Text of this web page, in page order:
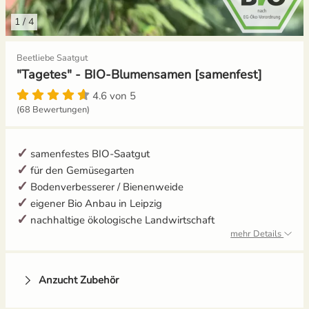
1 / 4
Beetliebe Saatgut
"Tagetes" - BIO-Blumensamen [samenfest]
4.6 von 5
(68 Bewertungen)
samenfestes BIO-Saatgut
für den Gemüsegarten
Bodenverbesserer / Bienenweide
eigener Bio Anbau in Leipzig
nachhaltige ökologische Landwirtschaft
mehr Details
Anzucht Zubehör
Gemüsesamen Set
Gurken
Jalapeno
Kohl
Kohlrabi
Gelbe Tomaten
Gewächshaustomaten
Grüne Tomaten
Ochsenherztomaten
Orangene Tomaten
Aussaat und Anzucht im Dezember
Aussaat und Anzucht im Juli
Aussaat und Anzucht im Juni